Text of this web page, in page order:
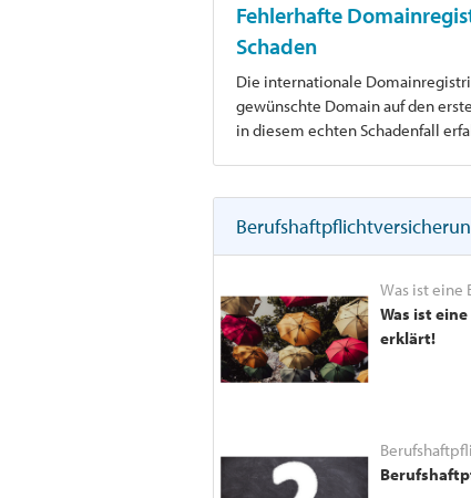
Fehlerhafte
Schaden
Die internationale
gewünschte Domain auf den
in diesem echten Schadenfall
Was ist eine
Was ist
erklärt!